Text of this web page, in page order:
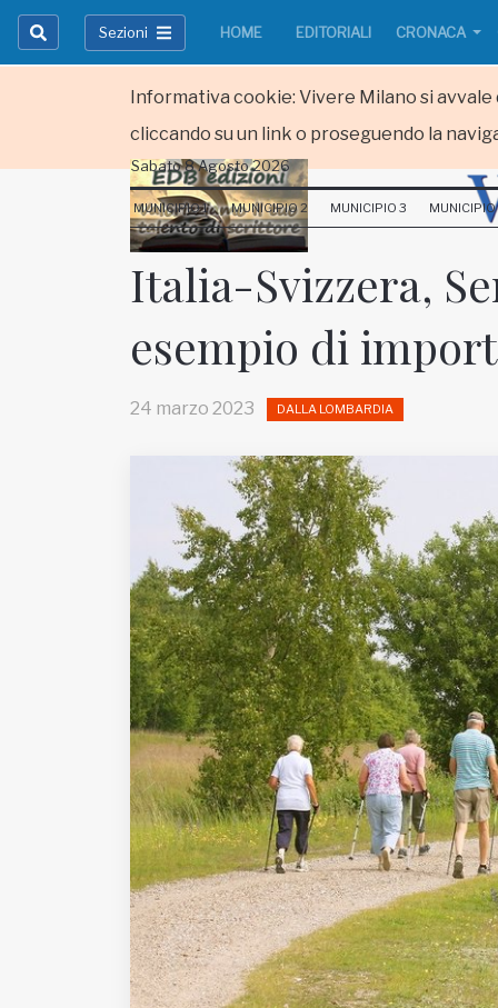
Informativa cookie: Vivere Milano si
cliccando su un link o proseguendo la
Sezioni HOME EDITORIALI CRONACA
Inviateci le vostre segnalazioni
Iscriviti alla newsletter
EDB edizioni - Via Brivio angolo C.
Imbonati, 89 20159 Milano (Italia)
Informativa sulla privacy
Sabato 8 Agosto 2026
MUNICIPIO 1 MUNICIPIO 2 MUNICIPIO 3
Italia-Svizzera,
esempio di
24 marzo 2023 DALLA LOMBARDIA